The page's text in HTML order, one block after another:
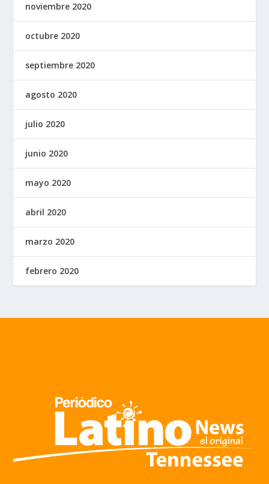
noviembre 2020
octubre 2020
septiembre 2020
agosto 2020
julio 2020
junio 2020
mayo 2020
abril 2020
marzo 2020
febrero 2020